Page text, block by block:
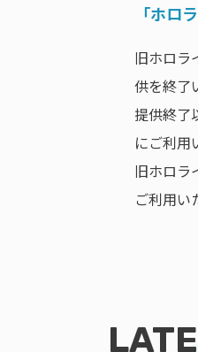
「ホロ
旧ホロラ
供を終了
提供終了
にご利用
旧ホロラ
ご利用い